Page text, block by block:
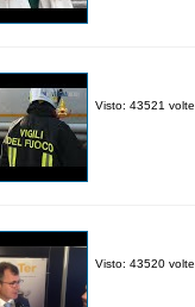
Visto: 43521 volte
Visto: 43520 volte